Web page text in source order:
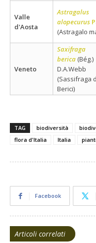
Valle
d'Aosta
Astragalus
alopecurus
(Astragalo
Veneto
Saxifraga
berica (Bég.)
D.A.Webb
(Sassifraga
Berici)
TAG biodiversità
flora d'Italia
Italia
Facebook
Articoli correlati